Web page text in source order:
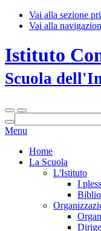
Vai alla sezione
Vai alla
Istituto
Scuola
Menu
Home
La Scuola
L'Istituto
I